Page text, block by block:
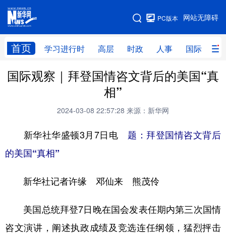
网站无障碍
PC版本
首页 学习进行时 高层 时政 人事 国际 财
网站地图
学习进行时 高层 时政 人事
科技 科创 量子 体育
文化
访谈 视频 图片
食品 人居 信息化 数字经济
国际观察｜拜登国情咨文背后的美国“真
相”
2024-03-08 22:57:28 来源：新华网
新华社华盛顿3月7日电 题：拜登国情咨文背后
的美国“真相”
新华社记者许缘 邓仙来 熊茂伶
美国总统拜登7日晚在国会发表任期内第三次国情
咨文演讲，阐述执政成绩及竞选连任纲领，猛烈抨击